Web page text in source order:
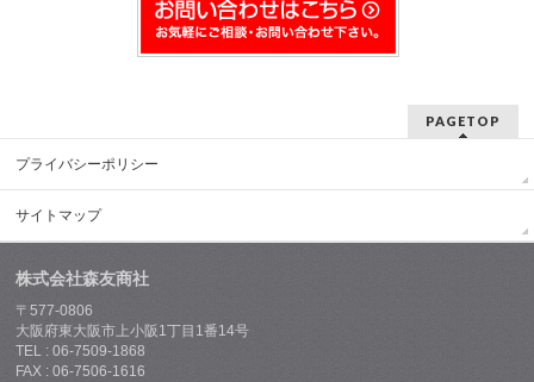
PAGETOP
プライバシーポリシー
サイトマップ
株式会社森友商社
〒577-0806
大阪府東大阪市上小阪1丁目1番14号
TEL : 06-7509-1868
FAX : 06-7506-1616